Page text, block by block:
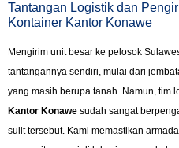
Tantangan Logistik dan
Kontainer Kantor Konawe
Mengirim unit besar ke pelosok
tantangannya sendiri, mulai dari
yang masih berupa tanah. Namun, tim
Kantor Konawe sudah sangat
sulit tersebut. Kami memastikan